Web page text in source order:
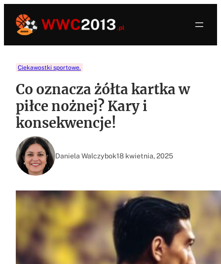
treści
Ciekawostki sportowe.
Co oznacza żółta kartka w
piłce nożnej? Kary i
konsekwencje!
Daniela Walczybok18 kwietnia, 2025